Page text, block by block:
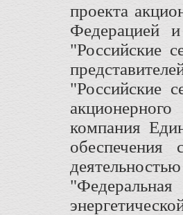
проекта
Федерацией
"Российские
"Российские
компания
обеспечения